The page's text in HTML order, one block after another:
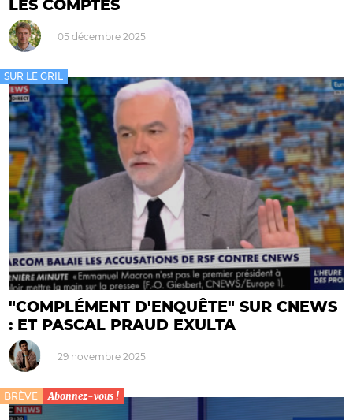
LES COMPTES
05 décembre 2025
SUR LE GRIL
"COMPLÉMENT D'ENQUÊTE" SUR CNEWS
: ET PASCAL PRAUD EXULTA
29 novembre 2025
BRÈVE Abonnez-vous !